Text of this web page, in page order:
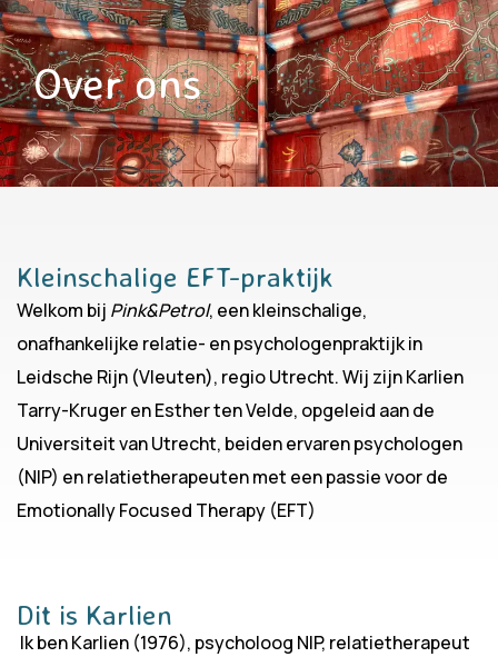
Over ons
Kleinschalige EFT-praktijk
Welkom bij Pink&Petrol, een kleinschalige,
onafhankelijke relatie- en psychologenpraktijk in
Leidsche Rijn (Vleuten), regio Utrecht. Wij zijn Karlien
Tarry-Kruger en Esther ten Velde, opgeleid aan de
Universiteit van Utrecht, beiden ervaren psychologen
(NIP) en relatietherapeuten met een passie voor de
Emotionally Focused Therapy (EFT)
Dit is Karlien
Ik ben Karlien (1976), psycholoog NIP, relatietherapeut